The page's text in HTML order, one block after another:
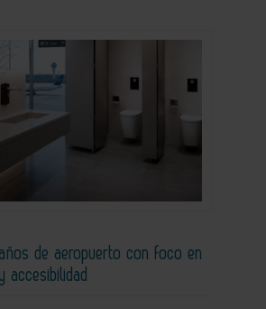
de aeropuerto con foco en
accesibilidad